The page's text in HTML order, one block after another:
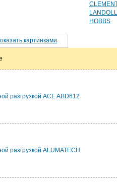
LANDOLL
HOBBS
картинками
разгрузкой ACE ABD612
разгрузкой ALUMATECH